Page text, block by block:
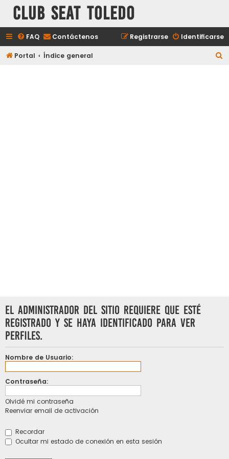
Club Seat Toledo
FAQ Contáctenos Identificarse
Registrarse
Portal Índice general
El administrador del sitio requiere que esté
registrado y se haya identificado para ver
perfiles.
Nombre de Usuario:
Contraseña:
Olvidé mi contraseña
Reenviar email de activación
Recordar
Ocultar mi estado de conexión en esta sesión